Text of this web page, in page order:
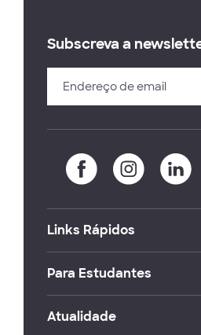
Subscreva a
Links Rápidos
Para Estudantes
Atualidade